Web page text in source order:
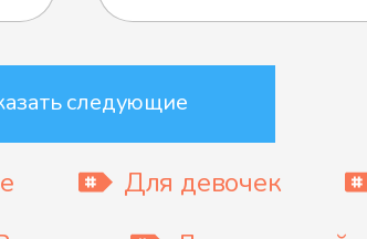
следующие
Для девочек